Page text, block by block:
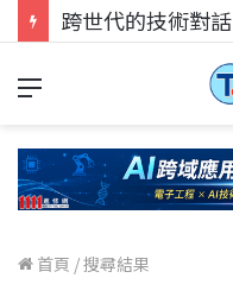
首頁 /搜尋結果